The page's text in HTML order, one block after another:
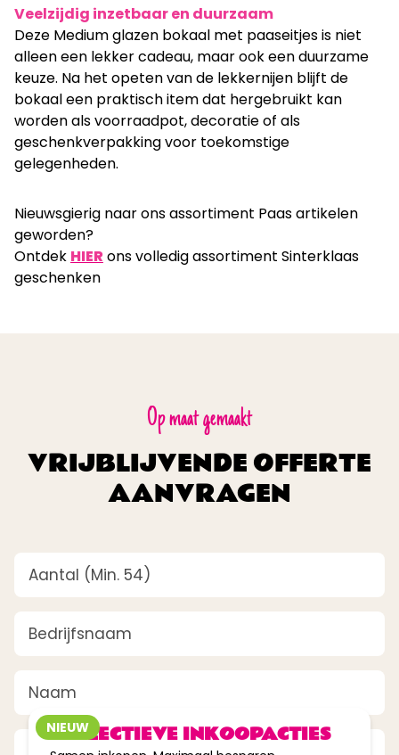
Veelzijdig inzetbaar en duurzaam
Deze Medium glazen bokaal met paaseitjes is niet
alleen een lekker cadeau, maar ook een duurzame
keuze. Na het opeten van de lekkernijen blijft de
bokaal een praktisch item dat hergebruikt kan
worden als voorraadpot, decoratie of als
geschenkverpakking voor toekomstige
gelegenheden.
Nieuwsgierig naar ons assortiment Paas artikelen
geworden?
Ontdek HIERons volledig assortiment Sinterklaas
geschenken
Op maat gemaakt
VRIJBLIJVENDE OFFERTE
AANVRAGEN
(Vereist)
E-mailadres(Vereist)
NIEUW
COLLECTIEVE INKOOPACTIES